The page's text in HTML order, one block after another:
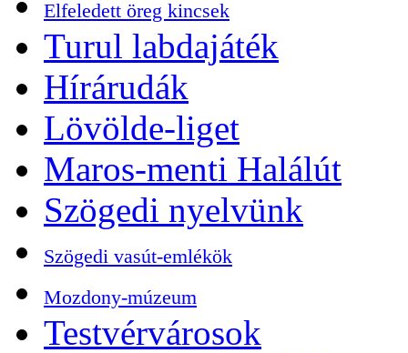
Elfeledett öreg kincsek
Turul labdajáték
Hírárudák
Lövölde-liget
Maros-menti Halálút
Szögedi nyelvünk
Szögedi vasút-emlékök
Mozdony-múzeum
Testvérvárosok